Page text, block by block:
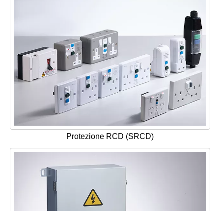
Protezione RCD (SRCD)